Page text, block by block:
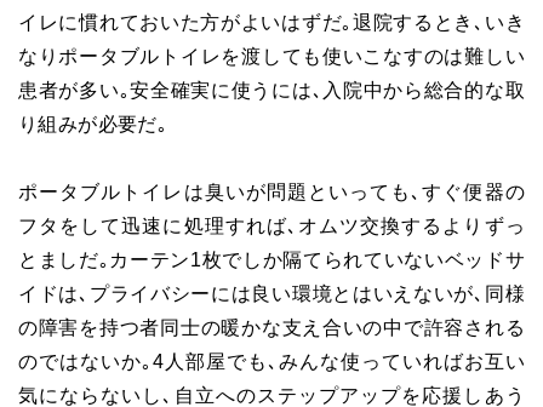
イレに慣れておいた方がよいはずだ｡退院するとき､いき
なりポータブルトイレを渡しても使いこなすのは難しい
患者が多い｡安全確実に使うには､入院中から総合的な取
り組みが必要だ｡
ポータブルトイレは臭いが問題といっても､すぐ便器の
フタをして迅速に処理すれば､オムツ交換するよりずっ
とましだ｡カーテン1枚でしか隔てられていないベッドサ
イドは､プライバシーには良い環境とはいえないが､同様
の障害を持つ者同士の暖かな支え合いの中で許容される
のではないか｡4人部屋でも､みんな使っていればお互い
気にならないし､自立へのステップアップを応援しあう